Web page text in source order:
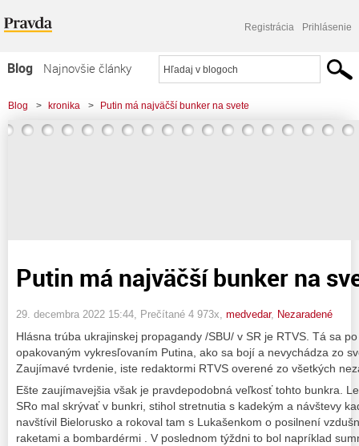
Registrácia Prihlásenie
Blog
Najnovšie články
Najčítanejšie články
Najkomentovanejšie články
Blog > kronika > Putin má najväčší bunker na svete
Putin má najväčší bunker na
29. decembra 2022 15:44 , Prečítané 4 973x, medvedar, Nezaradené
Hlásna trúba ukrajinskej propagandy /SBU/ v SR je RTVS. Tá sa
opakovaným vykresľovaním Putina, ako sa bojí a nevychádza zo
Zaujímavé tvrdenie, iste redaktormi RTVS overené zo všetkých
Ešte zaujímavejšia však je pravdepodobná veľkosť tohto bunkra.
SRo mal skrývať v bunkri, stihol stretnutia s kadekým a návštevy
navštívil Bielorusko a rokoval tam s Lukašenkom o posilnení
raketami a bombardérmi . V poslednom týždni to bol napríklad